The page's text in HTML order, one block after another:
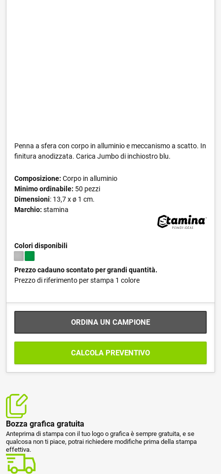
Penna a sfera con corpo in alluminio e meccanismo a scatto. In
finitura anodizzata. Carica Jumbo di inchiostro blu.
Composizione: Corpo in alluminio
Minimo ordinabile: 50 pezzi
Dimensioni: 13,7 x ø 1 cm.
Marchio: stamina
Colori disponibili
Prezzo cadauno scontato per grandi quantità.
Prezzo di riferimento per stampa 1 colore
ORDINA UN CAMPIONE
CALCOLA PREVENTIVO
Bozza grafica gratuita
Anteprima di stampa con il tuo logo o grafica è sempre gratuita, e se
qualcosa non ti piace, potrai richiedere modifiche prima della stampa
effettiva.